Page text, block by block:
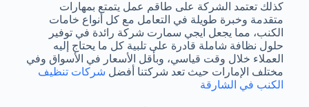
كذلك تعتمد الشركة على طاقم عمل يتمتع بمهارات
متقدمة وخبرة طويلة في التعامل مع كل أنواع خامات
الكنب، مما يجعل ايجي سمارت شركة رائدة في توفير
حلول نظافة شاملة قادرة على تلبية كل ما يحتاج إليه
العملاء خلال وقت قياسي، وبأقل الأسعار في الأسواق وفي
مختلف الإمارات حيث تعد شركتنا أفضل شركات تنظيف
الكنب في الشارقة